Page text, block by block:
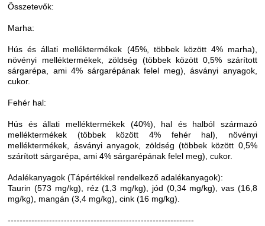
Összetevők:
Marha:
Hús és állati melléktermékek (45%, többek között 4% marha),
növényi melléktermékek, zöldség (többek között 0,5% szárított
sárgarépa, ami 4% sárgarépának felel meg), ásványi anyagok,
cukor.
Fehér hal:
Hús és állati melléktermékek (40%), hal és halból származó
melléktermékek (többek között 4% fehér hal), növényi
melléktermékek, ásványi anyagok, zöldség (többek között 0,5%
szárított sárgarépa, ami 4% sárgarépának felel meg), cukor.
Adalékanyagok (Tápértékkel rendelkező adalékanyagok):
Taurin (573 mg/kg), réz (1,3 mg/kg), jód (0,34 mg/kg), vas (16,8
mg/kg), mangán (3,4 mg/kg), cink (16 mg/kg).
---------------------------------------------------------------